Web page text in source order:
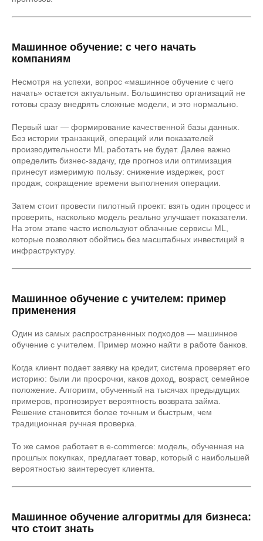
Машинное обучение: с чего начать
компаниям
Несмотря на успехи, вопрос «машинное обучение с чего
начать» остается актуальным. Большинство организаций не
готовы сразу внедрять сложные модели, и это нормально.
Первый шаг — формирование качественной базы данных.
Без истории транзакций, операций или показателей
производительности ML работать не будет. Далее важно
определить бизнес-задачу, где прогноз или оптимизация
принесут измеримую пользу: снижение издержек, рост
продаж, сокращение времени выполнения операции.
Затем стоит провести пилотный проект: взять один процесс и
проверить, насколько модель реально улучшает показатели.
На этом этапе часто используют облачные сервисы ML,
которые позволяют обойтись без масштабных инвестиций в
инфраструктуру.
Машинное обучение с учителем: пример
применения
Один из самых распространенных подходов — машинное
обучение с учителем. Пример можно найти в работе банков.
Когда клиент подает заявку на кредит, система проверяет его
историю: были ли просрочки, каков доход, возраст, семейное
положение. Алгоритм, обученный на тысячах предыдущих
примеров, прогнозирует вероятность возврата займа.
Решение становится более точным и быстрым, чем
традиционная ручная проверка.
То же самое работает в e-commerce: модель, обученная на
прошлых покупках, предлагает товар, который с наибольшей
вероятностью заинтересует клиента.
Машинное обучение алгоритмы для бизнеса:
что стоит знать